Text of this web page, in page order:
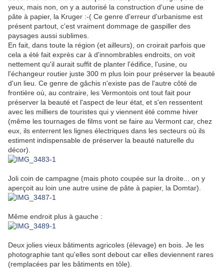
yeux, mais non, on y a autorisé la construction d'une usine de
pâte à papier, la Kruger :-( Ce genre d'erreur d'urbanisme est
présent partout, c'est vraiment dommage de gaspiller des
paysages aussi sublimes.
En fait, dans toute la région (et ailleurs), on croirait parfois que
cela a été fait exprès car à d'innombrables endroits, on voit
nettement qu'il aurait suffit de planter l'édifice, l'usine, ou
l'échangeur routier juste 300 m plus loin pour préserver la beauté
d'un lieu. Ce genre de gâchis n'existe pas de l'autre côté de
frontière où, au contraire, les Vermontois ont tout fait pour
préserver la beauté et l'aspect de leur état, et s'en ressentent
avec les milliers de touristes qui y viennent été comme hiver
(même les tournages de films vont se faire au Vermont car, chez
eux, ils enterrent les lignes électriques dans les secteurs où ils
estiment indispensable de préserver la beauté naturelle du
décor).
Joli coin de campagne (mais photo coupée sur la droite... on y
aperçoit au loin une autre usine de pâte à papier, la Domtar).
Même endroit plus à gauche :
Deux jolies vieux bâtiments agricoles (élevage) en bois. Je les
photographie tant qu'elles sont debout car elles deviennent rares
(remplacées par les bâtiments en tôle).